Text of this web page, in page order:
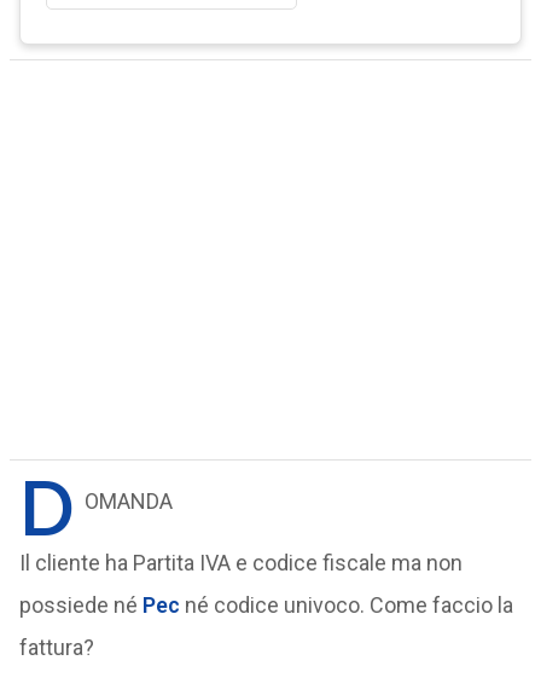
D OMANDA
Il cliente ha Partita IVA e codice fiscale ma non
possiede né Pec né codice univoco. Come faccio la
fattura?